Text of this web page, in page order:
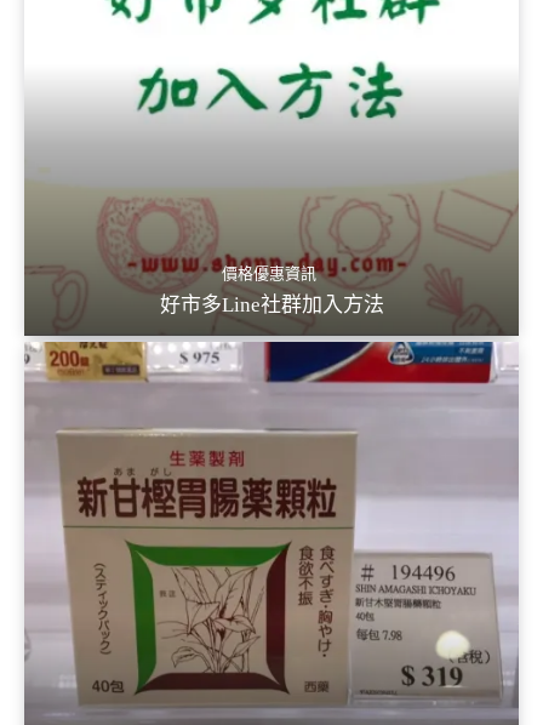
價格優惠資訊
好市多Line社群加入方法